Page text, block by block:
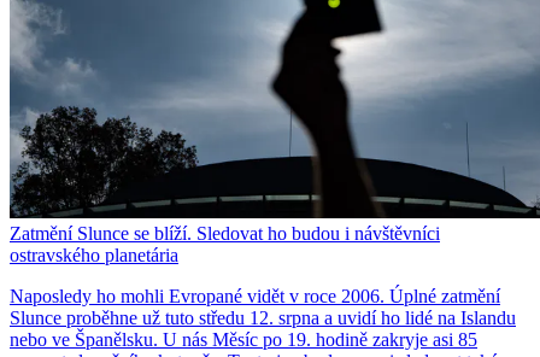
Zatmění Slunce se blíží. Sledovat ho budou i návštěvníci
ostravského planetária
Naposledy ho mohli Evropané vidět v roce 2006. Úplné zatmění
Slunce proběhne už tuto středu 12. srpna a uvidí ho lidé na Islandu
nebo ve Španělsku. U nás Měsíc po 19. hodině zakryje asi 85